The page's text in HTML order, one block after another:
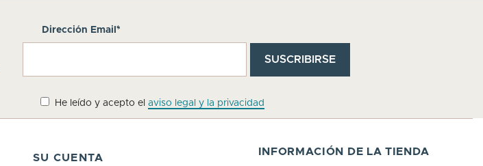
Dirección Email*
He leído y acepto el aviso legal y la privacidad
SU CUENTA
INFORMACIÓN DE LA TIENDA